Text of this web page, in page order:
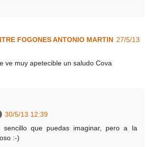
FOGONES ANTONIO MARTIN 27/5/13
ve muy apetecible un saludo Cova
30/5/13 12:39
sencillo que puedas imaginar, pero a la
:-)